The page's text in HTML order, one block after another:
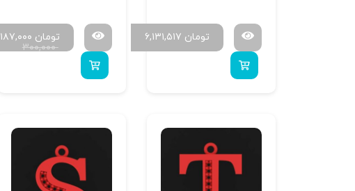
۶,۱۳۱,۵۱۷ تومان
۳۰۰,۰۰۰
۱۸۷,۰۰۰ تومان